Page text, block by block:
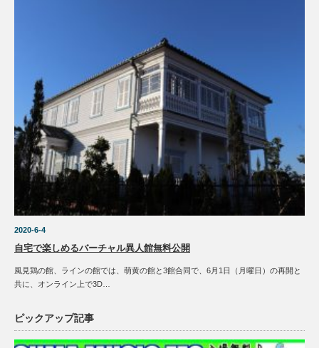
2020-6-4
自宅で楽しめるバーチャル異人館無料公開
風見鶏の館、ラインの館では、萌黄の館と3館合同で、6月1日（月曜日）の再開と
共に、オンライン上で3D…
ピックアップ記事